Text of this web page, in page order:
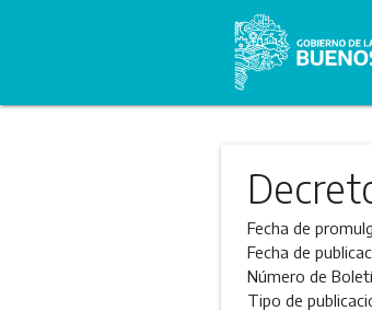
Fecha de
Fecha de
Número de
Tipo de